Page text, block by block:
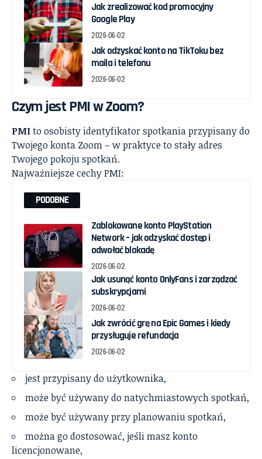
Jak zrealizować kod promocyjny
Google Play
2026-06-02
Jak odzyskać konto na TikToku bez
maila i telefonu
2026-06-02
Czym jest PMI w Zoom?
PMIto osobisty identyfikator spotkania przypisany do
Twojego konta Zoom – w praktyce to stały adres
Twojego pokoju spotkań.
Najważniejsze cechy PMI:
PODOBNE
Zablokowane konto PlayStation
Network – jak odzyskać dostęp i
odwołać blokadę
2026-06-02
Jak usunąć konto OnlyFans i zarządzać
subskrypcjami
2026-06-02
Jak zwrócić grę na Epic Games i kiedy
przysługuje refundacja
2026-06-02
jest przypisany do użytkownika,
może być używany do natychmiastowych spotkań,
może być używany przy planowaniu spotkań,
można go dostosować, jeśli masz konto
licencjonowane,